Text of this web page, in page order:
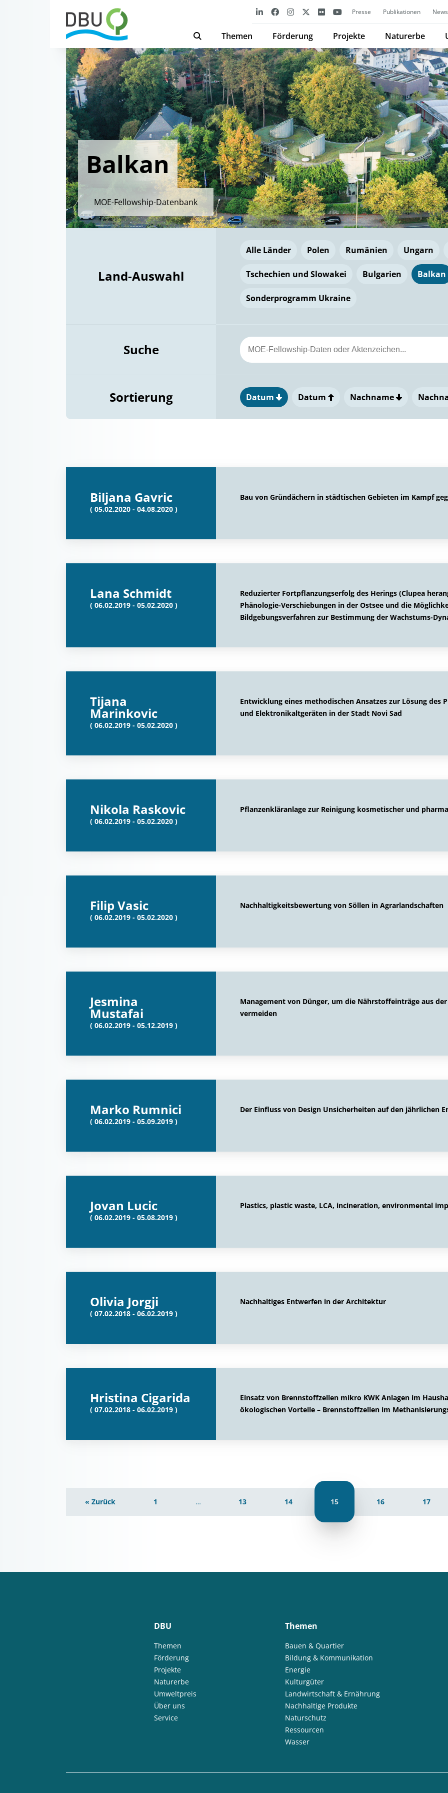
Presse Publikationen
Themen Förderung Projekte Naturerbe
Balkan
MOE-Fellowship-Datenbank
Land-Auswahl
Alle Länder Polen Rumänien Ungarn
Tschechien und Slowakei Bulgarien Balkan
Sonderprogramm Ukraine
Suche
Sortierung Datum Datum Nachname
Biljana Gavric
( 05.02.2020 - 04.08.2020 )
Bau von Gründächern in städtischen Gebieten im Kampf
Lana Schmidt
( 06.02.2019 - 05.02.2020 )
Reduzierter Fortpflanzungserfolg des Herings (Clupea
Phänologie-Verschiebungen in der Ostsee und die
Bildgebungsverfahren zur Bestimmung der Wachstums-
Tijana
Marinkovic
( 06.02.2019 - 05.02.2020 )
Entwicklung eines methodischen Ansatzes zur Lösung des
und Elektronikaltgeräten in der Stadt Novi Sad
Nikola Raskovic
( 06.02.2019 - 05.02.2020 )
Pflanzenkläranlage zur Reinigung kosmetischer und
Filip Vasic
( 06.02.2019 - 05.02.2020 )
Nachhaltigkeitsbewertung von Söllen in Agrarlandschaften
Jesmina
Mustafai
( 06.02.2019 - 05.12.2019 )
Management von Dünger, um die Nährstoffeinträge aus
vermeiden
Marko Rumnici
( 06.02.2019 - 05.09.2019 )
Der Einfluss von Design Unsicherheiten auf den jährlichen
Jovan Lucic
( 06.02.2019 - 05.08.2019 )
Plastics, plastic waste, LCA, incineration, environmental
Olivia Jorgji
( 07.02.2018 - 06.02.2019 )
Nachhaltiges Entwerfen in der Architektur
Hristina Cigarida
( 07.02.2018 - 06.02.2019 )
Einsatz von Brennstoffzellen mikro KWK Anlagen im
ökologischen Vorteile – Brennstoffzellen im
« Zurück 1 … 13 14 15 16 17
DBU
Themen
Förderung
Projekte
Naturerbe
Umweltpreis
Über uns
Service
Themen
Bauen & Quartier
Bildung & Kommunikation
Energie
Kulturgüter
Landwirtschaft & Ernährung
Nachhaltige Produkte
Naturschutz
Ressourcen
Wasser